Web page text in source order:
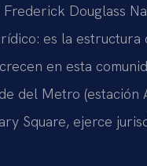
Frederick Douglass
es la estructura
en esta
del Metro (estación
Square, ejerce